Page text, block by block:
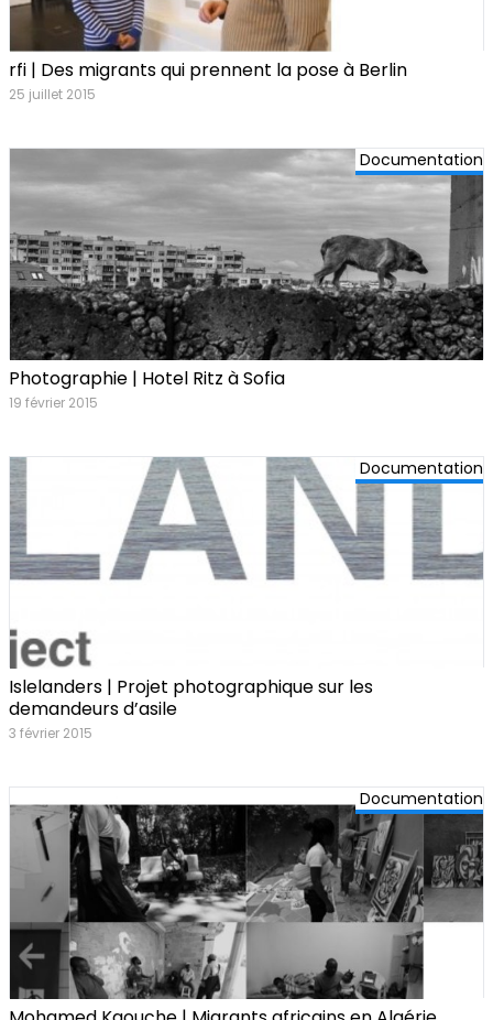
rfi | Des migrants qui prennent la pose à Berlin
25 juillet 2015
Documentation
Photographie | Hotel Ritz à Sofia
19 février 2015
Documentation
Islelanders | Projet photographique sur les
demandeurs d’asile
3 février 2015
Documentation